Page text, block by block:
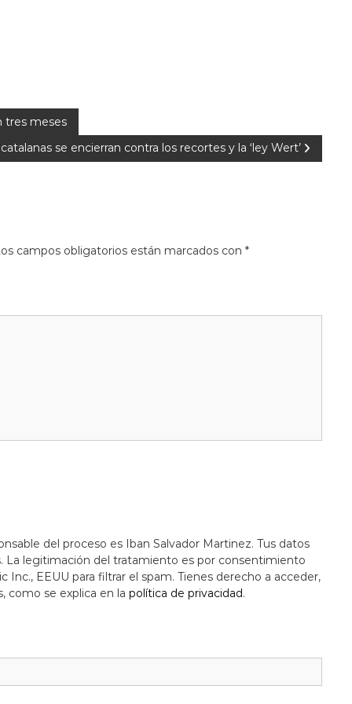
tres meses
se encierran contra los recortes y la ‘ley Wert’
campos obligatorios están marcados con *
del proceso es Iban Salvador Martinez. Tus datos
La legitimación del tratamiento es por consentimiento
EEUU para filtrar el spam. Tienes derecho a acceder,
como se explica en la política de privacidad.